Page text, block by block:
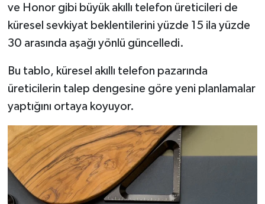
ve Honor gibi büyük akıllı telefon üreticileri de
küresel sevkiyat beklentilerini yüzde 15 ila yüzde
30 arasında aşağı yönlü güncelledi.
Bu tablo, küresel akıllı telefon pazarında
üreticilerin talep dengesine göre yeni planlamalar
yaptığını ortaya koyuyor.
Türkiye
Video Galeri
Yaşam
Yemek Tarifleri